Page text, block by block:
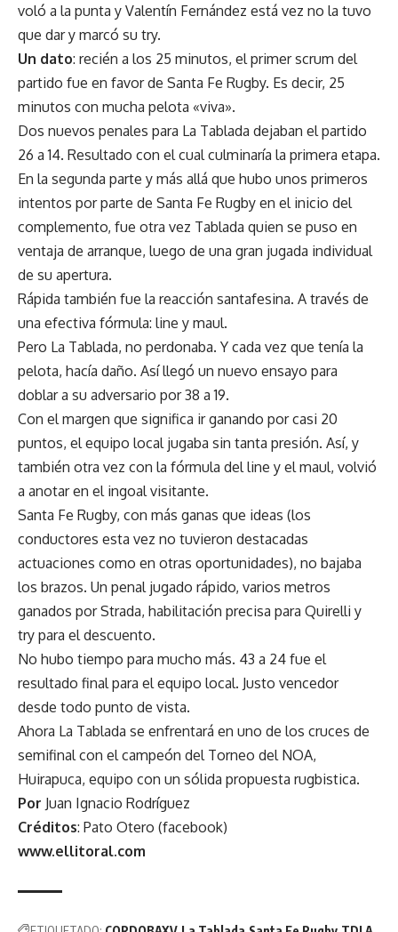
voló a la punta y Valentín Fernández está vez no la tuvo
que dar y marcó su try.
Un dato: recién a los 25 minutos, el primer scrum del
partido fue en favor de Santa Fe Rugby. Es decir, 25
minutos con mucha pelota «viva».
Dos nuevos penales para La Tablada dejaban el partido
26 a 14. Resultado con el cual culminaría la primera etapa.
En la segunda parte y más allá que hubo unos primeros
intentos por parte de Santa Fe Rugby en el inicio del
complemento, fue otra vez Tablada quien se puso en
ventaja de arranque, luego de una gran jugada individual
de su apertura.
Rápida también fue la reacción santafesina. A través de
una efectiva fórmula: line y maul.
Pero La Tablada, no perdonaba. Y cada vez que tenía la
pelota, hacía daño. Así llegó un nuevo ensayo para
doblar a su adversario por 38 a 19.
Con el margen que significa ir ganando por casi 20
puntos, el equipo local jugaba sin tanta presión. Así, y
también otra vez con la fórmula del line y el maul, volvió
a anotar en el ingoal visitante.
Santa Fe Rugby, con más ganas que ideas (los
conductores esta vez no tuvieron destacadas
actuaciones como en otras oportunidades), no bajaba
los brazos. Un penal jugado rápido, varios metros
ganados por Strada, habilitación precisa para Quirelli y
try para el descuento.
No hubo tiempo para mucho más. 43 a 24 fue el
resultado final para el equipo local. Justo vencedor
desde todo punto de vista.
Ahora La Tablada se enfrentará en uno de los cruces de
semifinal con el campeón del Torneo del NOA,
Huirapuca, equipo con un sólida propuesta rugbistica.
Por Juan Ignacio Rodríguez
Créditos: Pato Otero (facebook)
www.ellitoral.com